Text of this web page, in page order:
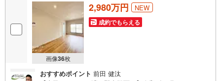
画像36枚
2,980万円 NEW
成約でもらえる
おすすめポイント 前田 健汰